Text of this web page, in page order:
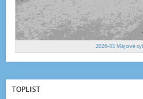
2026-05 Májové
TOPLIST